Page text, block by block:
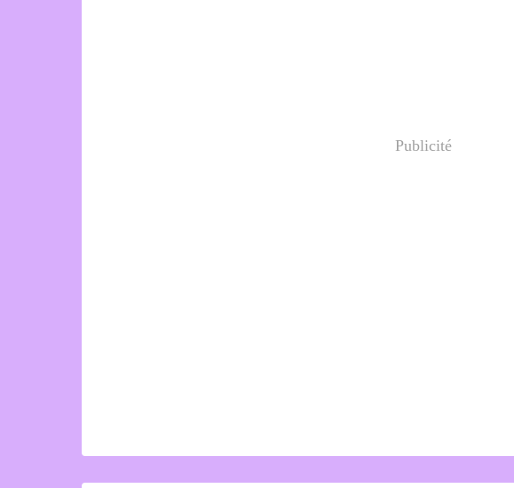
Publicité